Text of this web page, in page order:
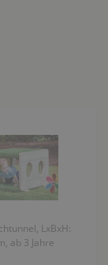
LxBxH:
ab 3 Jahre